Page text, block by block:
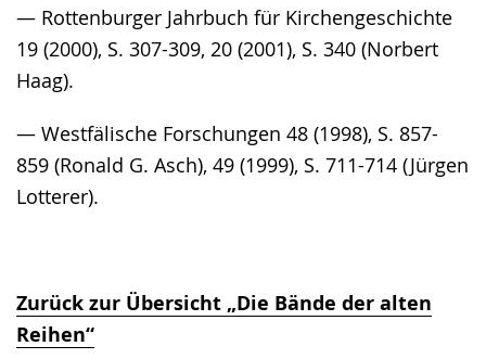
— Rottenburger Jahrbuch für Kirchengeschichte
19 (2000), S. 307-309, 20 (2001), S. 340 (Norbert
Haag).
— Westfälische Forschungen 48 (1998), S. 857-
859 (Ronald G. Asch), 49 (1999), S. 711-714 (Jürgen
Lotterer).
Zurück zur Übersicht „Die Bände der alten
Reihen“